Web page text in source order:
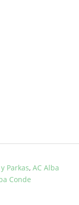
Parkas, AC Alba
Conde